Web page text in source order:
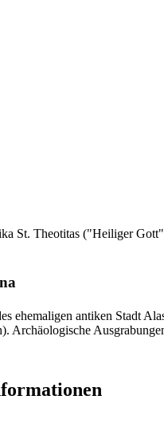
St. Theotitas ("Heiliger
ehemaligen antiken Stadt
Archäologische